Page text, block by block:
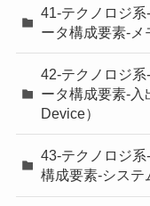
41-テクノロジ系
ータ構成要素-メ
42-テクノロジ系
ータ構成要素-入
Device）
43-テクノロジ
構成要素-システ